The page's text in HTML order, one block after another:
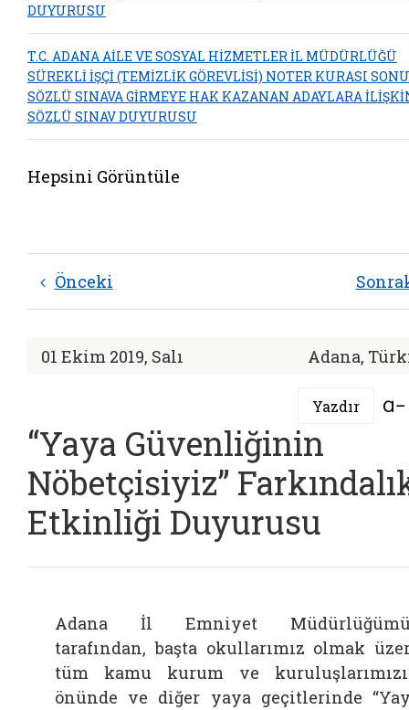
DUYURUSU
T.C. ADANA AİLE VE SOSYAL HİZMETLER İL MÜDÜRLÜĞÜ
SÜREKLİ İŞÇİ (TEMİZLİK GÖREVLİSİ) NOTER KURASI
SÖZLÜ SINAVA GİRMEYE HAK KAZANAN ADAYLARA
SÖZLÜ SINAV DUYURUSU
Hepsini Görüntüle
Önceki
01 Ekim 2019, Salı Adana,
Yazdır
“Yaya Güvenliğinin
Nöbetçisiyiz”
Etkinliği Duyurusu
Adana İl Emniyet
tarafından, başta okullarımız olmak
tüm kamu kurum ve
önünde ve diğer yaya geçitlerinde